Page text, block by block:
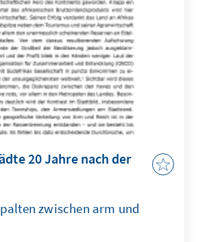
20 Jahre nach der
zwischen arm und